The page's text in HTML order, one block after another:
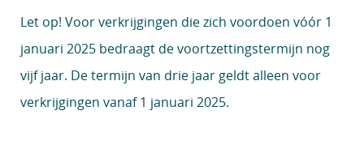
Let op! Voor verkrijgingen die zich voordoen vóór 1
januari 2025 bedraagt de voortzettingstermijn nog
vijf jaar. De termijn van drie jaar geldt alleen voor
verkrijgingen vanaf 1 januari 2025.